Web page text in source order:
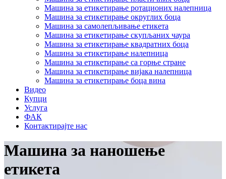
Машина за етикетирање ротационих налепница
Машина за етикетирање округлих боца
Машина за самолепљивање етикета
Машина за етикетирање скупљаних чаура
Машина за етикетирање квадратних боца
Машина за етикетирање налепница
Машина за етикетирање са горње стране
Машина за етикетирање вијака налепница
Машина за етикетирање боца вина
Видео
Купци
Услуга
ФАК
Контактирајте нас
Машина за наношење
етикета